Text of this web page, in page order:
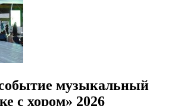
музыкальный
с хором» 2026